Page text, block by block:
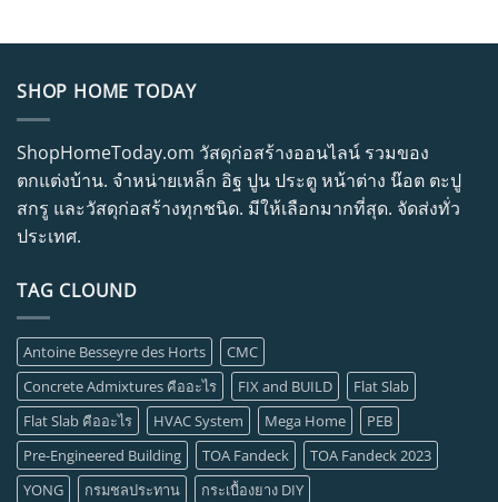
SHOP HOME TODAY
ShopHomeToday.om วัสดุก่อสร้างออนไลน์ รวมของ
ตกแต่งบ้าน. จำหน่ายเหล็ก อิฐ ปูน ประตู หน้าต่าง น๊อต ตะปู
สกรู และวัสดุก่อสร้างทุกชนิด. มีให้เลือกมากที่สุด. จัดส่งทั่ว
ประเทศ.
TAG CLOUND
Antoine Besseyre des Horts
CMC
Concrete Admixtures คืออะไร
FIX and BUILD
Flat Slab
Flat Slab คืออะไร
HVAC System Mega Home
PEB
Pre-Engineered Building
TOA Fandeck
TOA Fandeck 2023
YONG
กรมชลประทาน
กระเบื้องยาง DIY